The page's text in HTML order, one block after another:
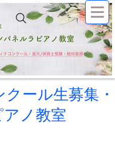
ール生募集・
アノ教室